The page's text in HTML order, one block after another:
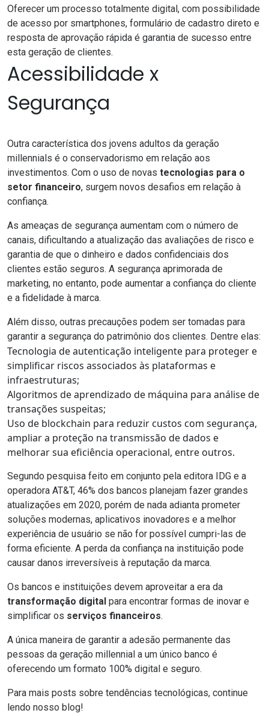
Oferecer um processo totalmente digital, com possibilidade
de acesso por smartphones, formulário de cadastro direto e
resposta de aprovação rápida é garantia de sucesso entre
esta geração de clientes.
Acessibilidade x
Segurança
Outra característica dos jovens adultos da geração
millennials é o conservadorismo em relação aos
investimentos. Com o uso de novas tecnologias para o
setor financeiro, surgem novos desafios em relação à
confiança.
As ameaças de segurança aumentam com o número de
canais, dificultando a atualização das avaliações de risco e
garantia de que o dinheiro e dados confidenciais dos
clientes estão seguros. A segurança aprimorada de
marketing, no entanto, pode aumentar a confiança do cliente
e a fidelidade à marca.
Além disso, outras precauções podem ser tomadas para
garantir a segurança do patrimônio dos clientes. Dentre elas:
Tecnologia de autenticação inteligente para proteger e
simplificar riscos associados às plataformas e
infraestruturas;
Algoritmos deaprendizado de máquina para análise de
transações suspeitas;
Uso de blockchain para reduzir custos com segurança,
ampliar a proteção na transmissão de dados e
melhorar sua eficiência operacional, entre outros.
Segundo pesquisa feito em conjunto pela editora IDG e a
operadora AT&T, 46% dos bancos planejam fazer grandes
atualizações em 2020, porém de nada adianta prometer
soluções modernas, aplicativos inovadores e a melhor
experiência de usuário se não for possível cumpri-las de
forma eficiente. A perda da confiança na instituição pode
causar danos irreversíveis à reputação da marca.
Os bancos e instituições devem aproveitar a era da
transformação digital para encontrar formas de inovar e
simplificar os serviços financeiros.
A única maneira de garantir a adesão permanente das
pessoas da geração millennial a um único banco é
oferecendo um formato 100% digital e seguro.
Para mais posts sobre tendências tecnológicas, continue
lendo nosso blog!